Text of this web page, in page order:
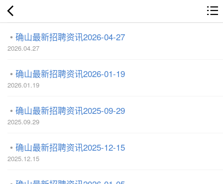
确山最新招聘资讯2026-04-27
2026.04.27
确山最新招聘资讯2026-01-19
2026.01.19
确山最新招聘资讯2025-09-29
2025.09.29
确山最新招聘资讯2025-12-15
2025.12.15